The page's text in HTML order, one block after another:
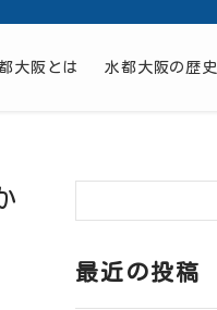
大阪とは 水都大阪の歴史
最近の投稿